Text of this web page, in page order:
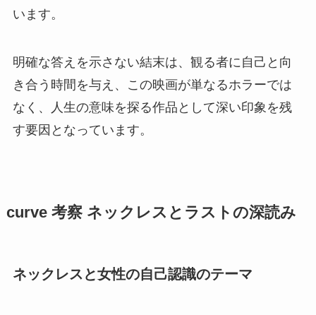
います。
明確な答えを示さない結末は、観る者に自己と向
き合う時間を与え、この映画が単なるホラーでは
なく、人生の意味を探る作品として深い印象を残
す要因となっています。
curve 考察 ネックレスとラストの深読み
ネックレスと女性の自己認識のテーマ